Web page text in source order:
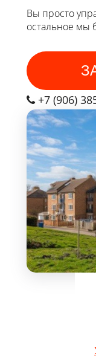
Вы просто
остальное мы
+7 (906)